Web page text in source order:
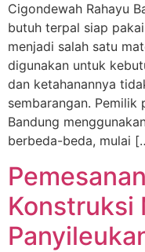
Cigondewah Rahayu
butuh terpal siap
menjadi salah satu
digunakan untuk
dan ketahanannya
sembarangan. Pemilik
Bandung
berbeda-beda, mulai
Konstruksi